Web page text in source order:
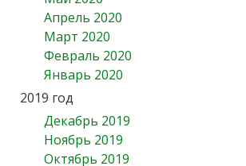
Апрель 2020
Март 2020
Февраль 2020
Январь 2020
2019 год
Декабрь 2019
Ноябрь 2019
Октябрь 2019